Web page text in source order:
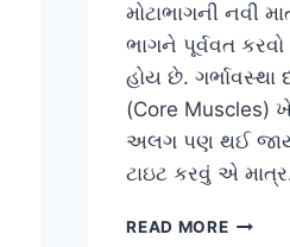
મોટાભાગની નવી
ભાગને પૂર્વવત
હોય છે.
(Core Muscles)
અલગ પણ થઈ જાય
ટાઇટ કરવું એ
READ MOREપ્રસૂતિ